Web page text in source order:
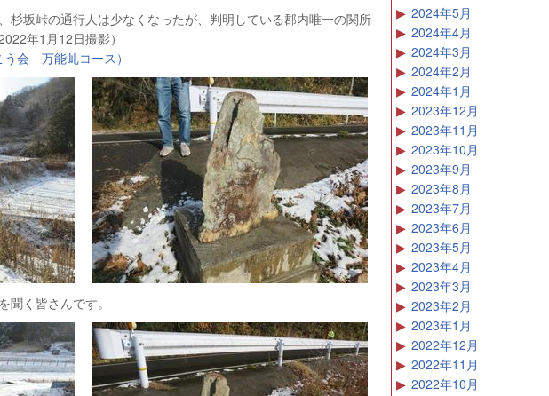
杉坂峠の通行人は少なくなったが、判明している郡内唯一の関所
年1月12日撮影）
会 万能乢コース）
聞く皆さんです。
2024年5月
2024年4月
2024年3月
2024年2月
2024年1月
2023年12月
2023年11月
2023年10月
2023年9月
2023年8月
2023年7月
2023年6月
2023年5月
2023年4月
2023年3月
2023年2月
2023年1月
2022年12月
2022年11月
2022年10月